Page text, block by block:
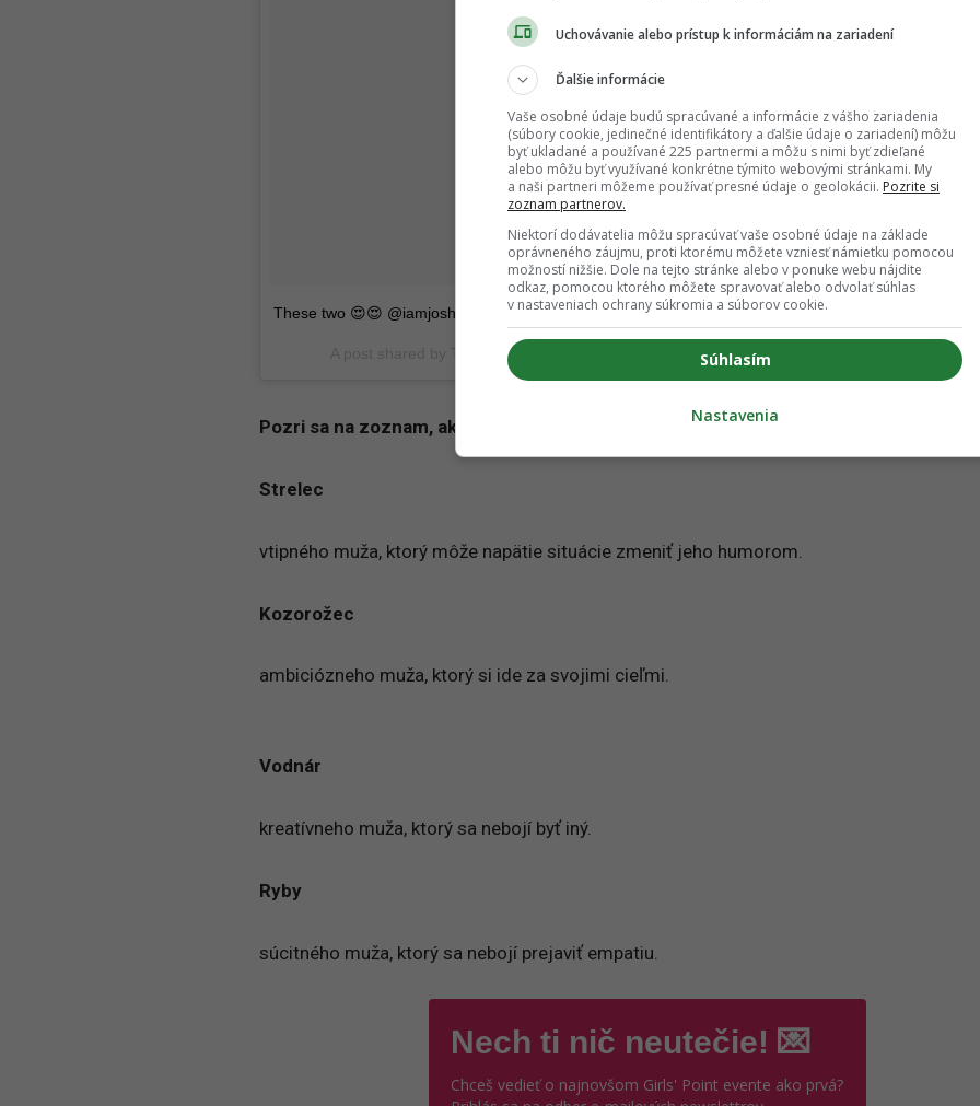
These two 😍😍 @iamjoshcarroll @madi_edwards
TheCoupleGoals (@couplegoals) onMar 28, 2018 at 6:06pm PDT
Pozri sa na zoznam, akého muža si by mala mať podľa znamenia:
Strelec
vtipného muža, ktorý môže napätie situácie zmeniť jeho humorom.
Kozorožec
ambiciózneho muža, ktorý si ide za svojimi cieľmi.
Vodnár
kreatívneho muža, ktorý sa nebojí byť iný.
Ryby
súcitného muža, ktorý sa nebojí prejaviť empatiu.
Nech ti nič neutečie! 💌
Chceš vedieť o najnovšom Girls' Point evente ako prvá?
Uchovávanie alebo prístup k informáciám na zariadení
Ďalšie informácie
Vaše osobné údaje budú spracúvané a informácie z vášho zariadenia
(súbory cookie, jedinečné identifikátory a ďalšie údaje o zariadení) môžu
byť ukladané a používané 225 partnermi a môžu s nimi byť zdieľané
alebo môžu byť využívané konkrétne týmito webovými stránkami. My
a naši partneri môžeme používať presné údaje o geolokácii. Pozrite si
zoznam partnerov.
Niektorí dodávatelia môžu spracúvať vaše osobné údaje na základe
oprávneného záujmu, proti ktorému môžete vzniesť námietku pomocou
možností nižšie. Dole na tejto stránke alebo v ponuke webu nájdite
odkaz, pomocou ktorého môžete spravovať alebo odvolať súhlas
v nastaveniach ochrany súkromia a súborov cookie.
Súhlasím
Nastavenia